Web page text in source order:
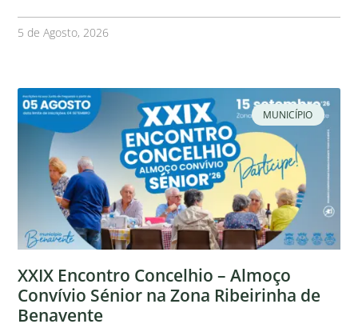
5 de Agosto, 2026
MUNICÍPIO
XXIX Encontro Concelhio – Almoço
Convívio Sénior na Zona Ribeirinha de
Benavente